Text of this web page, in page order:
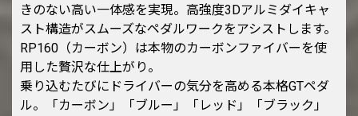
きのない高い一体感を実現。高強度3Dアルミダイキャ
スト構造がスムーズなペダルワークをアシストします。
RP160（カーボン）は本物のカーボンファイバーを使
用した贅沢な仕上がり。
乗り込むたびにドライバーの気分を高める本格GTペダ
ル。「カーボン」「ブルー」「レッド」「ブラック」